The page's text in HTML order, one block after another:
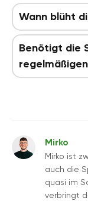
Wann blüht
Benötigt die
Mirko
Mirko ist
auch die
quasi im
verbringt